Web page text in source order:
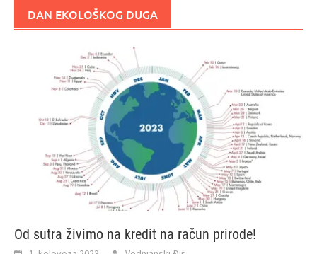
DAN EKOLOŠKOG DUGA
Od sutra živimo na kredit na račun prirode!